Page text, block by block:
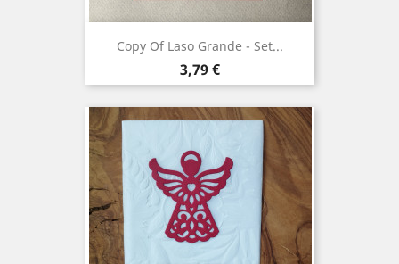
Copy Of Laso Grande - Set...
Precio
3,79 €